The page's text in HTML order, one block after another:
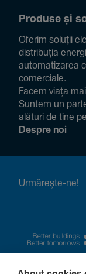
Produse și
Oferim soluții
distribuția
auto­ma­ti­zarea
comer­ciale.
Facem viața
Suntem un
alături de tine
Despre noi
Urmă­rește-ne!